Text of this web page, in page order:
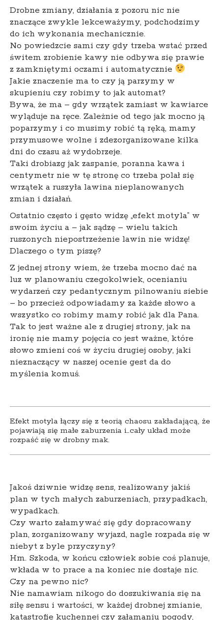
Drobne zmiany, działania z pozoru nic nie
znaczące zwykle lekceważymy, podchodzimy
do ich wykonania mechanicznie.
No powiedzcie sami czy gdy trzeba wstać przed
świtem zrobienie kawy nie odbywa się prawie
z zamkniętymi oczami i automatycznie
Jakie znaczenie ma to czy ją parzymy w
skupieniu czy robimy to jak automat?
Bywa, że ma – gdy wrzątek zamiast w kawiarce
wyląduje na ręce. Zależnie od tego jak mocno ją
poparzymy i co musimy robić tą ręką, mamy
przymusowe wolne i zdezorganizowane kilka
dni do czasu aż wydobrzeje.
Taki drobiazg jak zaspanie, poranna kawa i
centymetr nie w tę stronę co trzeba polał się
wrzątek a ruszyła lawina nieplanowanych
zmian i działań.
Ostatnio często i gęsto widzę „efekt motyla” w
swoim życiu a – jak sądzę – wielu takich
ruszonych niepostrzeżenie lawin nie widzę!
Dlaczego o tym piszę?
Z jednej strony wiem, że trzeba mocno dać na
luz w planowaniu czegokolwiek, ocenianiu
wydarzeń czy pedantycznym pilnowaniu siebie
– bo przecież odpowiadamy za każde słowo a
wszystko co robimy mamy robić jak dla Pana.
Tak to jest ważne ale z drugiej strony, jak na
ironię nie mamy pojęcia co jest ważne, które
słowo zmieni coś w życiu drugiej osoby, jaki
nieznaczący w naszej ocenie gest da do
myślenia komuś.
Efekt motyla łączy się z teorią chaosu zakładającą, że
pojawiają się małe zaburzenia i…cały układ może
rozpaść się w drobny mak.
Jakoś dziwnie widzę sens, realizowany jakiś
plan w tych małych zaburzeniach, przypadkach,
wypadkach.
Czy warto załamywać się gdy dopracowany
plan, zorganizowany wyjazd, nagle rozpada się w
niebyt z byle przyczyny?
Hm. Szkoda, w końcu człowiek sobie coś planuje,
wkłada w to prace a na koniec nie dostaje nic.
Czy na pewno nic?
Nie namawiam nikogo do doszukiwania się na
siłę sensu i wartości, w każdej drobnej zmianie,
katastrofie kuchennej czy załamaniu pogody,